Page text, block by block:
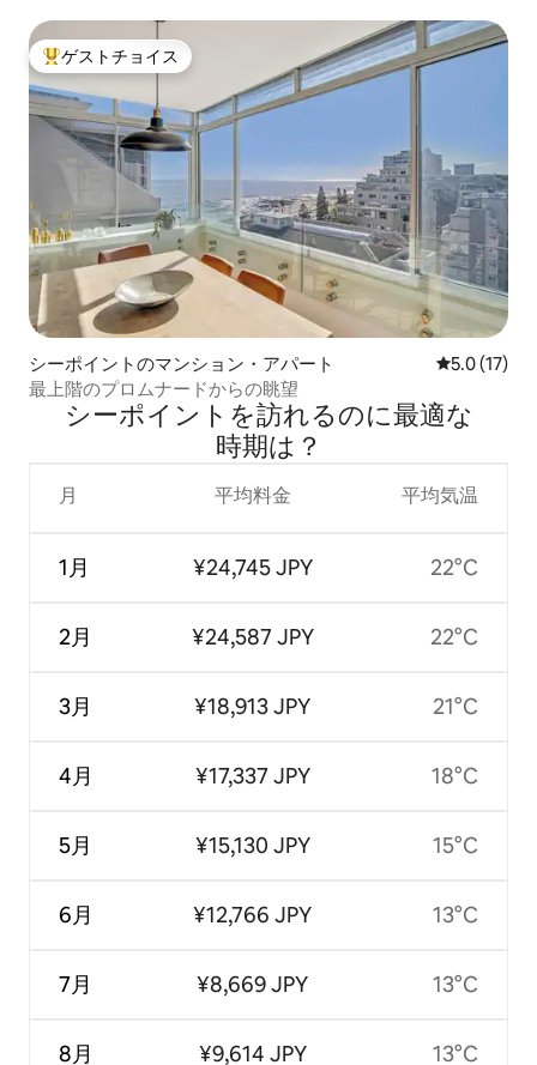
大好評のゲストチョイスです。
ゲストチョイス
シーポイントのマンション・アパート レビュー17
5.0 (17)
最上階のプロムナードからの眺望
シーポイントを訪⁠れ⁠るの⁠に最⁠適⁠な
時⁠期⁠は⁠？
月
1月
2月
3月
4月
5月
6月
7月
8月
平均料金
¥24,745 JPY
¥24,587 JPY
¥18,913 JPY
¥17,337 JPY
¥15,130 JPY
¥12,766 JPY
¥8,669 JPY
¥9,614 JPY
平均気温
22°C
22°C
21°C
18°C
15°C
13°C
13°C
13°C